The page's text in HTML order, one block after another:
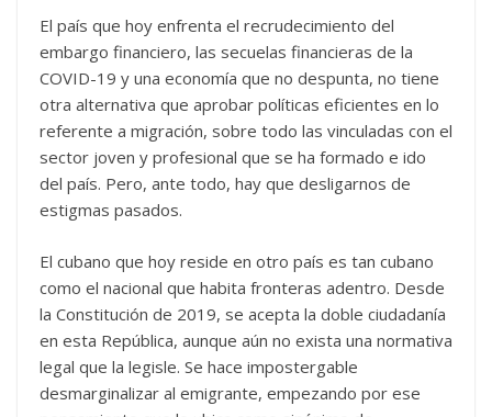
El país que hoy enfrenta el recrudecimiento del
embargo financiero, las secuelas financieras de la
COVID-19 y una economía que no despunta, no tiene
otra alternativa que aprobar políticas eficientes en lo
referente a migración, sobre todo las vinculadas con el
sector joven y profesional que se ha formado e ido
del país. Pero, ante todo, hay que desligarnos de
estigmas pasados.
El cubano que hoy reside en otro país es tan cubano
como el nacional que habita fronteras adentro. Desde
la Constitución de 2019, se acepta la doble ciudadanía
en esta República, aunque aún no exista una normativa
legal que la legisle. Se hace impostergable
desmarginalizar al emigrante, empezando por ese